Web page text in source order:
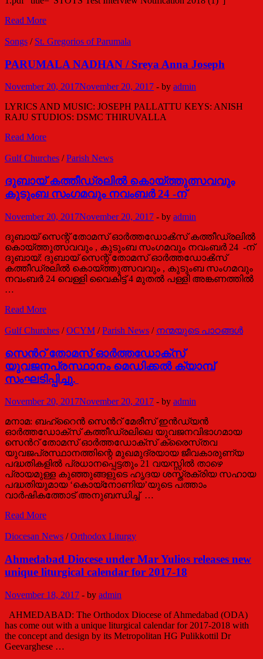
നാഗ്പൂര്‍
പ്രവേശനം
Read More
Songs / St. Gregorios of Parumala
PARUMALA NADHAN / Sreya Anna Joseph
November 20, 2017November 20, 2017 - by admin
LYRICS AND MUSIC: JOSEPH PALLATTU KEYS: ANISH
RAJU STUDIOS: DSMC THIRUVALLA
PARUMALA
/
Anna
Joseph
Read More
Gulf Churches /Parish News
ദുബായ് കത്തീഡ്രലിൽ കൊയ്ത്തുത്സവവും
കുടുംബ സംഗമവും നവംബർ 24 -ന്
November 20, 2017November 20, 2017 - by admin
ദുബായ് സെന്റ് തോമസ് ഓർത്തഡോൿസ് കത്തീഡ്രലിൽ
കൊയ്ത്തുത്സവവും , കുടുംബ സംഗമവും നവംബർ 24 -ന്
ദുബായ്: ദുബായ് സെന്റ് തോമസ് ഓർത്തഡോൿസ്
കത്തീഡ്രലിൽ കൊയ്ത്തുത്സവവും , കുടുംബ സംഗമവും
നവംബർ 24 വെള്ളി വൈകിട്ട് 4 മുതൽ പള്ളി അങ്കണത്തിൽ
…
ദുബായ്
കൊയ്ത്തുത്സവവും
സംഗമവും
നവംബർ
24
-ന്
Read More
Gulf Churches /OCYM /Parish News / നന്മയുടെ പാഠങ്ങള്‍
സെൻറ് തോമസ് ഓർത്തഡോക്സ്
യുവജനപ്രസ്ഥാനം മെഡിക്കൽ ക്യാമ്പ്
സംഘടിപ്പിച്ചു.
November 20, 2017November 20, 2017 - by admin
മനാമ: ബഹ്‌റൈൻ സെൻറ് മേരീസ് ഇൻഡ്യൻ
ഓർത്തഡോക്സ് കത്തീഡ്രലിലെ യുവജനവിഭാഗമായ
സെൻറ് തോമസ് ഓർത്തഡോക്സ് ക്രൈസ്‌തവ
യുവജപ്രസ്ഥാനത്തിന്റെ മുഖമുദ്രയായ ജീവകാരുണ്യ
പദ്ധതികളിൽ പ്രധാനപ്പെട്ടതും 21 വയസ്സിൽ താഴെ
പ്രായമുള്ള കുഞ്ഞുങ്ങളുടെ ഹൃദയ ശസ്ത്രക്രിയ സഹായ
പദ്ധതിയുമായ ‘കൊയ്നോണിയ’യുടെ പത്താം
വാർഷികത്തോട് അനുബന്ധിച്ച് …
സെൻറ്
ഓർത്തഡോക്സ്
മെഡിക്കൽ
ക്യാമ്പ്
സംഘടിപ്പിച്ചു.
Read More
Diocesan News /Orthodox Liturgy
Ahmedabad Diocese under Mar Yulios releases new
unique liturgical calendar for 2017-18
November 18, 2017 - by admin
AHMEDABAD: The Orthodox Diocese of Ahmedabad (ODA)
has come out with a unique liturgical calendar for 2017-2018 with
the concept and design by its Metropolitan HG Pulikkottil Dr
Geevarghese …